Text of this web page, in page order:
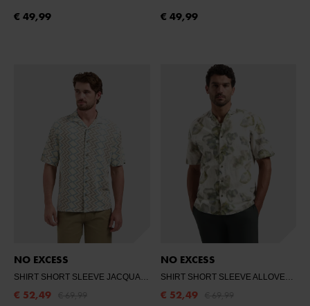
€ 49,99 € 49,99
NO EXCESS
- 014 STONE
€ 52,49
NO EXCESS
€ 52,49